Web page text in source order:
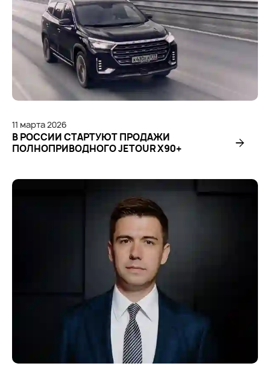
11 марта2026
В РОССИИ СТАРТУЮТ ПРОДАЖИ
ПОЛНОПРИВОДНОГО JETOUR X90+